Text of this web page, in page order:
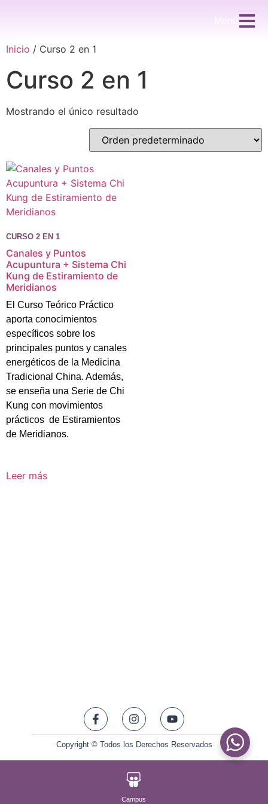
Menú
Inicio / Curso 2 en 1
Curso 2 en 1
Mostrando el único resultado
CURSO 2 EN 1
Canales y Puntos
Acupuntura + Sistema Chi
Kung de Estiramiento de
Meridianos
El Curso Teórico Práctico
aporta conocimientos
específicos sobre los
principales puntos y canales
energéticos de la Medicina
Tradicional China. Además,
se enseña una Serie de Chi
Kung con movimientos
prácticos de Estiramientos
de Meridianos.
Leer más
Copyright © Todos los Derechos Reservados
Campus